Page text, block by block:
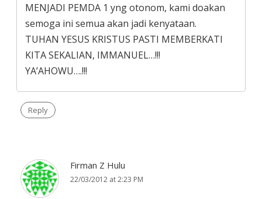
MENJADI PEMDA 1 yng otonom, kami doakan
semoga ini semua akan jadi kenyataan.
TUHAN YESUS KRISTUS PASTI MEMBERKATI
KITA SEKALIAN, IMMANUEL…!!!
YA’AHOWU….!!!
Reply
Firman Z Hulu
22/03/2012 at 2:23 PM